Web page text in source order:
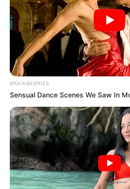
Why this ordinary drink is the
best every day
CTA FAVORITE
Tropes Hollywood Invented
With Reality
BRAINBERRIES
Sensual Dance Scenes We Saw In